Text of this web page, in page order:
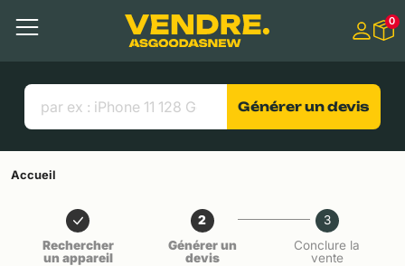
Contenu principal
Menu
Liens utiles
0
Générer un devis
Accueil
Rechercher
un appareil
2
Générer un
devis
3
Conclure la
vente